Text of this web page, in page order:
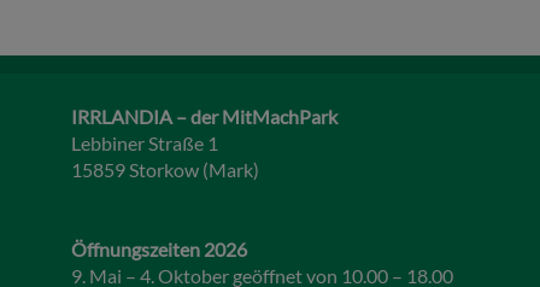
IRRLANDIA – der MitMachPark
Lebbiner Straße 1
15859 Storkow (Mark)
Öffnungszeiten 2026
9. Mai – 4. Oktober geöffnet von 10.00 – 18.00